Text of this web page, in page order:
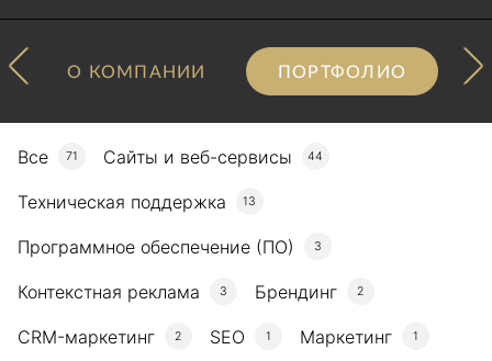
О КОМПАНИИ ПОРТФОЛИО
Все 71 Сайты и веб-сервисы 44
Техническая поддержка 13
Программное обеспечение (ПО) 3
Контекстная реклама 3 Брендинг 2
CRM-маркетинг 2 SEO 1 Маркетинг 1